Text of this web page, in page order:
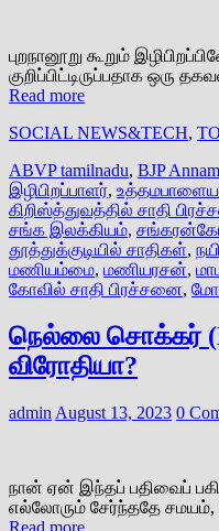
புறநானூறு கூறும்
குறிப்பிட்டிருப்பதாக
Read more
SOCIAL NEWS&TECH,
ABVP tamilnadu, BJP
இழிபிறப்பாளர்,
கிறிஸ்த்துவத்தில் சாதி
சங்க இலக்கியம்,
தூத்துக்குடியில் சாதிகள்,
மணியம்மை, மணியரசன்,
கோவில் சாதி பிரச்சனை,
நெல்லை சொக்கர்
விரோதியா?
admin August 13, 2023 0
நான் ஏன் இந்தப் பதிவைப்
எல்லோரும் சேர்ந்ததே
Read more